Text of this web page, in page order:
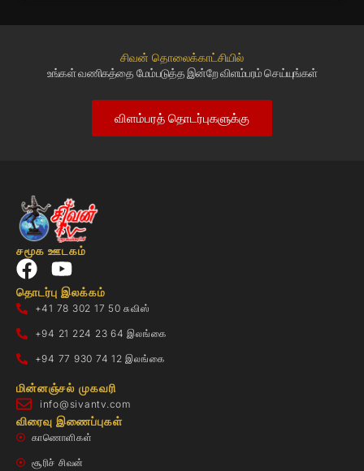
சிவன் தொலைக்காட்சியில்
உங்கள் வணிகத்தை மேம்படுத்த இன்றே விளம்பரம் செய்யுங்கள்
விளம்பரத் தொடர்புகளுக்கு
சமூக ஊடகம்
தொடர்பு இலக்கம்
+41 78 302 17 50 சுவிஸ்
+94 21 224 23 64 இலங்கை
+94 77 930 74 12 இலங்கை
மின்னஞ்சல் முகவரி
info@sivantv.com
விரைவு இணைப்புகள்
காணொளிகள்
சூரிச் சிவன்